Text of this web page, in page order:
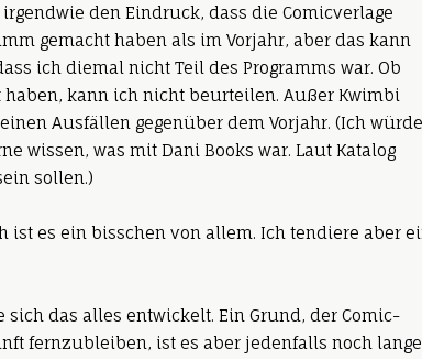
den Eindruck, dass die Comicverlage
gemacht haben als im Vorjahr, aber das kann
ich diemal nicht Teil des Programms war. Ob
haben, kann ich nicht beurteilen. Außer Kwimbi
Ausfällen gegenüber dem Vorjahr. (Ich würde
wissen, was mit Dani Books war. Laut Katalog
sollen.)
ist es ein bisschen von allem. Ich tendiere aber
sich das alles entwickelt. Ein Grund, der Comic-
fernzubleiben, ist es aber jedenfalls noch lange